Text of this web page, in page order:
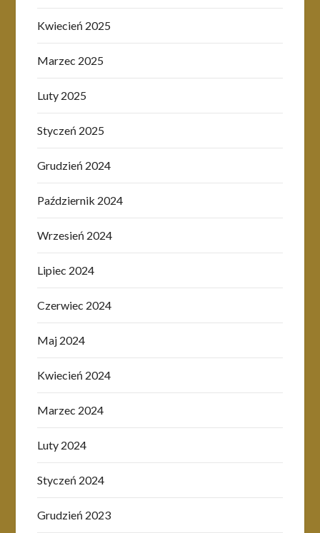
Kwiecień 2025
Marzec 2025
Luty 2025
Styczeń 2025
Grudzień 2024
Październik 2024
Wrzesień 2024
Lipiec 2024
Czerwiec 2024
Maj 2024
Kwiecień 2024
Marzec 2024
Luty 2024
Styczeń 2024
Grudzień 2023